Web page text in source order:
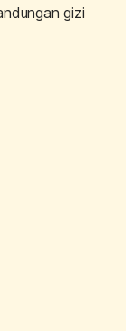
gizi